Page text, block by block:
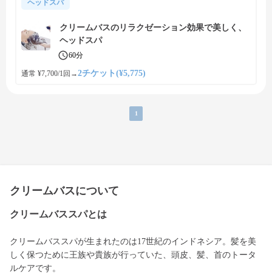
ヘッドスパ
クリームバスのリラクゼーション効果で美しく、
ヘッドスパ
60分
通常 ¥7,700/1回 →2チケット(¥5,775)
1
クリームバスについて
クリームバススパとは
クリームバススパが生まれたのは17世紀のインドネシア。髪を美
しく保つために王族や貴族が行っていた、頭皮、髪、首のトータ
ルケアです。